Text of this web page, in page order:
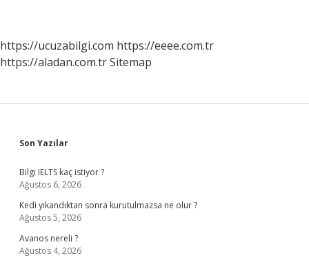
https://ucuzabilgi.com https://eeee.com.tr
https://aladan.com.trSitemap
Sidebar
Son Yazılar
Bilgi IELTS kaç istiyor ?
Ağustos 6, 2026
Kedi yıkandıktan sonra kurutulmazsa ne olur ?
Ağustos 5, 2026
Avanos nereli ?
Ağustos 4, 2026